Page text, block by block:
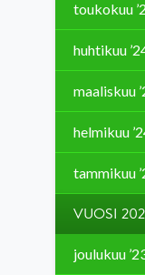
toukokuu
huhtikuu
maaliskuu
helmikuu
tammikuu
VUOSI
joulukuu